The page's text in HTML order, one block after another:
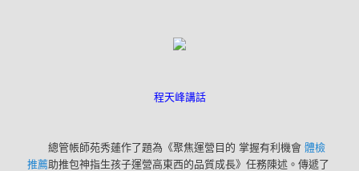
程天峰講話
總管帳師苑秀蓮作了題為《聚焦運營目的 掌握有利機會體檢
推薦助推包神指生孩子運營高東西的品質成長》任務陳述。傳遞了